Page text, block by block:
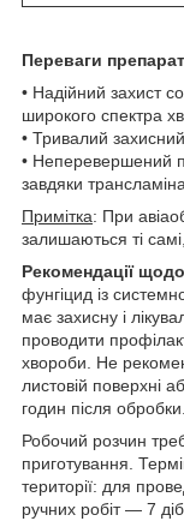
Переваги
• Надійний захист
широкого спектра
• Тривалий
• Неперевершений
завдяки
Примітка: При
залишаються ті
Рекомендації
фунгіцид із
має захисну і
проводити
хвороби. Не
листовій поверхні
годин після обробки.
Робочий розчин
приготування.
території: для
ручних робіт — 7